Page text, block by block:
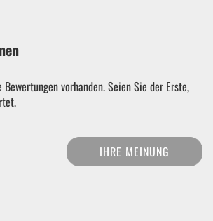
vorhanden. Seien Sie der Erste,
IHRE MEINUNG